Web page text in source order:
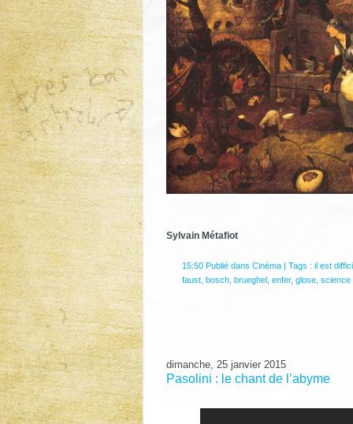
Sylvain Métafiot
15:50 Publié dans Cinéma| Tags : il est
faust, bosch, brueghel enfer, glose, science
dimanche, 25 janvier 2015
Pasolini : le chant de l’abyme